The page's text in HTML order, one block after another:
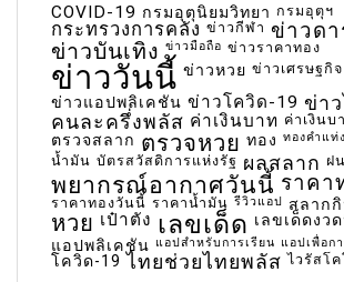
COVID-19 กรมอุตุนิยมวิทยา กรมอุตุฯ
กระทรวงการคลัง ข่าวกีฬา ข่าวดา
ข่าวบันเทิง ข่าวมือถือ ข่าวราคาทอง
ข่าววันนี้ ข่าวหวย ข่าวเศรษฐกิจ
ข่าวแอปพลิเคชัน ข่าวโควิด-19 ข่า
คนละครึ่งพลัส ค่าเงินบาท ค่าเงินบ
ตรวจสลาก ตรวจหวย ทอง ทองคำแท่ง
น้ำมัน บัตรสวัสดิการแห่งรัฐ ผลสลาก ฝ
พยากรณ์อากาศวันนี้ ราคา
ราคาทองวันนี้ ราคาน้ำมัน รีวิวแอป สลาก
หวย เป๋าตัง เลขเด็ด เลขเด็ดงว
แอปพลิเคชัน แอปสำหรับการเรียน แอปเพื่อก
โควิด-19 ไทยช่วยไทยพลัส ไวรัสโ